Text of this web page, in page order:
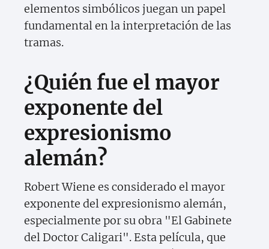
elementos simbólicos juegan un papel
fundamental en la interpretación de las
tramas.
¿Quién fue el mayor
exponente del
expresionismo
alemán?
Robert Wiene es considerado el mayor
exponente del expresionismo alemán,
especialmente por su obra "El Gabinete
del Doctor Caligari". Esta película, que